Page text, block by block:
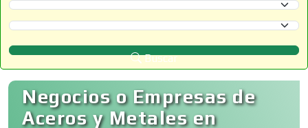
Selecciona un Estado
Selecciona un Municipio
Buscar
Negocios o Empresas de
Aceros y Metales en